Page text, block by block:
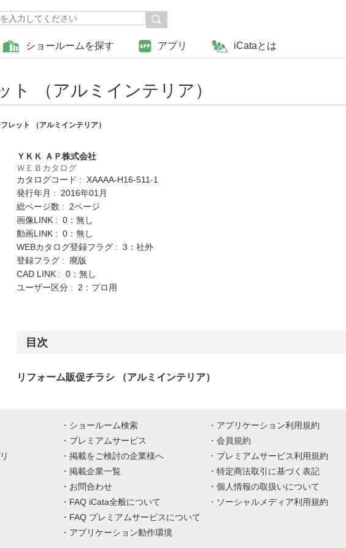
ショールームを探す アプリ iCataとは
ト （アルミインテリア）
レット （アルミインテリア）
ＹＫＫ ＡＰ株式会社
ＷＥＢカタログ
カタログコード : XAAAA-H16-511-1
発行年月 : 2016年01月
総ページ数 : 2ページ
画像LINK : 0：無し
動画LINK : 0：無し
WEBカタログ登録フラグ : 3：社外
登録フラグ : 廃版
CAD LINK : 0：無し
ユーザー区分 : 2：プロ用
目次
リフォーム販促チラシ （アルミインテリア）
ショールーム検索
プレミアムサービス
掲載をご検討の企業様へ
掲載企業一覧
お問合わせ
FAQ iCata全般について
FAQ プレミアムサービスについて
アプリケーション動作環境
アプリケーション利用規約
会員規約
プレミアムサービス利用規約
特定商法取引に基づく表記
個人情報の取扱いについて
ソーシャルメディア利用規約